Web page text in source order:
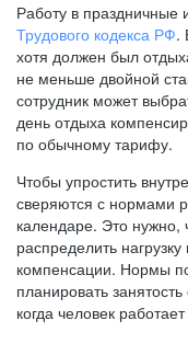
Работу в праздничные
Трудового кодекса РФ.
хотя должен был
не меньше двойной
сотрудник может
день отдыха
по обычному тарифу.
Чтобы упростить
сверяются с нормами
календаре. Это нужно,
распределить
компенсации. Нормы
планировать
когда человек